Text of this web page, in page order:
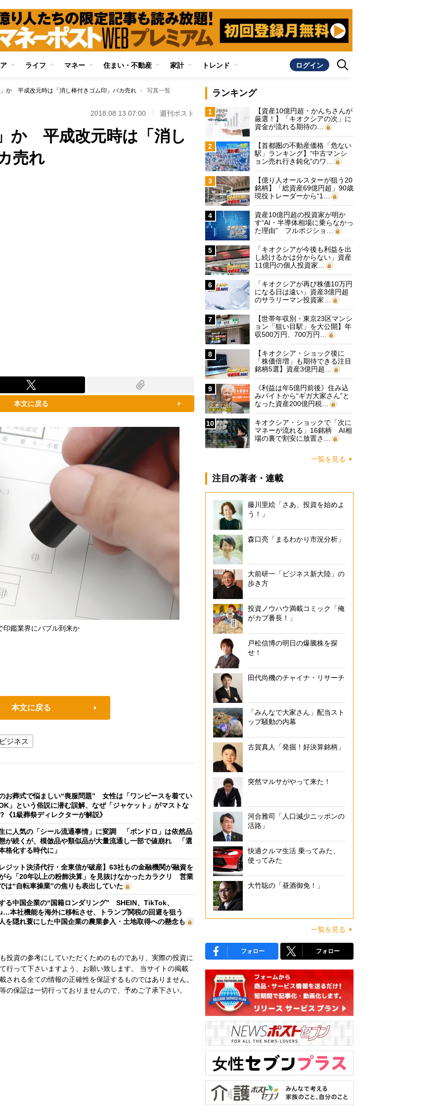
ライフ マネー 住まい・不動産 家計 トレンド ログイン
か 平成改元時は「消し棒付きゴム印」バカ売れ 写真一覧
2018.08.13 07:00 週刊ポスト
か 平成改元時は「消し
売れ
本文に戻る
印鑑業界にバブル到来か
本文に戻る
ジネス
お葬式で悩ましい“喪服問題” 女性は「ワンピースを着てい
」という俗説に潜む誤解、なぜ「ジャケット」がマストな
《1級葬祭ディレクターが解説》
に人気の「シール流通事情」に変調 「ボンドロ」は依然品
が続くが、模倣品や類似品が大量流通し一部で値崩れ 「選
格化する時代に」
ジット決済代行・全東信が破産】63社もの金融機関が融資を
ら「20年以上の粉飾決算」を見抜けなかったカラクリ 営業
は“自転車操業”の焦りも表出していた
る中国企業の“国籍ロンダリング” SHEIN、TikTok、
本社機能を海外に移転させ、トランプ関税の回避を狙う
を隠れ蓑にした中国企業の農業参入・土地取得への懸念も
投資の参考にしていただくためのものであり、実際の投資に
行って下さいますよう、お願い致します。 当サイトの掲載
される全ての情報の正確性を保証するものではありません。
の保証は一切行っておりませんので、予めご了承下さい。
ランキング
1
【資産10億円超・かんちさんが
厳選！】「キオクシアの次」に
資金が流れる期待の…
2
【首都圏の不動産価格「危ない
駅」ランキング】“中古マンシ
ョン売れ行き鈍化”のワ…
3
【億り人オールスターが狙う20
銘柄】「総資産69億円超」90歳
現役トレーダーから“1…
4
資産10億円超の投資家が明か
す“AI・半導体相場に乗らなかっ
た理由” フルポジショ…
5
「キオクシアが今後も利益を出
し続けるかは分からない」資産
11億円の個人投資家…
6
「キオクシアが再び株価10万円
になる日は遠い」資産3億円超
のサラリーマン投資家…
7
【世帯年収別・東京23区マンシ
ョン「狙い目駅」を大公開】年
収500万円、700万円…
8
【キオクシア・ショック後に
「株価倍増」も期待できる注目
銘柄5選】資産3億円超…
9
《利益は年5億円前後》住み込
みバイトから“ギガ大家さん”と
なった資産200億円税…
10
キオクシア・ショックで「次に
マネーが流れる」16銘柄 AI相
場の裏で割安に放置さ…
一覧を見る
注目の著者・連載
藤川里絵「さあ、投資を始めよ
う！」
森口亮「まるわかり市況分析」
大前研一「ビジネス新大陸」の
歩き方
投資ノウハウ満載コミック「俺
がカブ番長！」
戸松信博の明日の爆騰株を探
せ！
田代尚機のチャイナ・リサーチ
「みんなで大家さん」配当スト
ップ騒動の内幕
古賀真人「発掘！好決算銘柄」
突然マルサがやって来た！
河合雅司「人口減少ニッポンの
活路」
快適クルマ生活 乗ってみた、
使ってみた
大竹聡の「昼酒御免！」
一覧を見る
フォロー フォロー